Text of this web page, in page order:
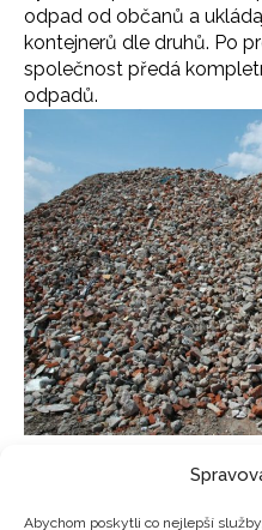
Abychom poskytli co nejlepší
odpad od občanů a
kontejnerů dle druhů. Po
společnost předá
odpadů.